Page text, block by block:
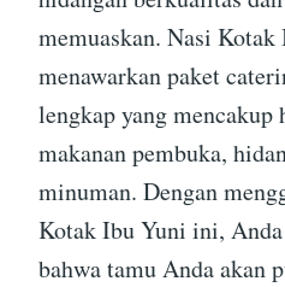
memuaskan. Nasi
menawarkan paket
lengkap yang mencakup
makanan pembuka,
minuman. Dengan
Kotak Ibu Yuni ini,
bahwa tamu Anda akan